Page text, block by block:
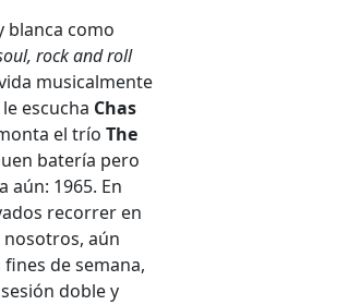
blanca como
rock and roll
musicalmente
escucha Chas
el trío The
batería pero
1965. En
recorrer en
aún
de semana,
doble y